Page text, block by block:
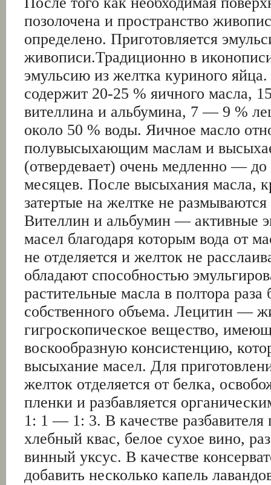
позолочена и пространство
определено. Приготовляется
живописи.Традиционно в
эмульсию из желтка куриного
содержит 20-25 % яичного масла,
вителлина и альбумина, 7 — 9 %
около 50 % воды. Яичное масло
полувысыхающим маслам и
(отвердевает) очень медленно — до
месяцев. После высыхания масла,
затертые на желтке не
Вителлин и альбумин — активные
масел благодаря которым вода от
не отделяется и желток не
обладают способностью
растительные масла в полтора раза
собственного объема. Лецитин —
гигроскопическое вещество,
воскообразную консистенцию,
высыхание масел. Для
желток отделяется от белка,
пленки и разбавляется
1: 1 — 1: 3. В качестве разбавителя
хлебный квас, белое сухое вино,
винный уксус. В качестве
добавить несколько капель